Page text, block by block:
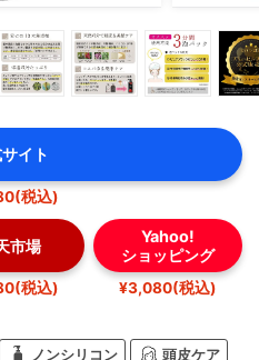
イト
税込)
市場
税込)
Yahoo!
ショッピング
¥3,080(税込)
ノンシリコン 頭皮ケア